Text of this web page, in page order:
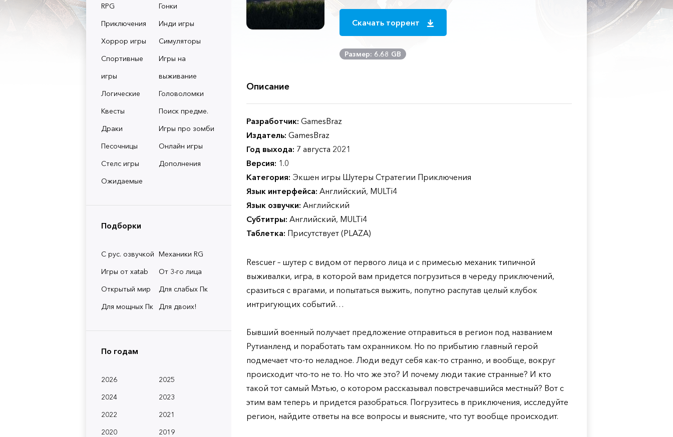
RPG
Гонки
Приключения
Инди игры
Хоррор игры
Симуляторы
Спортивные
игры
Игры на
выживание
Логические
Головоломки
Квесты
Поиск предме.
Драки
Игры про зомби
Песочницы
Онлайн игры
Стелс игры
Дополнения
Ожидаемые
Подборки
С рус. озвучкой Механики RG
Игры от xatab
От 3-го лица
Открытый мир
Для слабых Пк
Для мощных Пк
Для двоих!
По годам
2026
2025
2024
2023
2022
2021
2020
2019
Скачать торрент
Размер: 6.68 GB
Описание
Разработчик: GamesBraz
Издатель: GamesBraz
Год выхода: 7 августа 2021
Версия: 1.0
Категория: Экшен игры Шутеры Стратегии Приключения
Язык интерфейса: Английский, MULTi4
Язык озвучки: Английский
Субтитры: Английский, MULTi4
Таблетка: Присутствует (PLAZA)
Rescuer – шутер с видом от первого лица и с примесью механик типичной
выживалки, игра, в которой вам придется погрузиться в череду приключений,
сразиться с врагами, и попытаться выжить, попутно распутав целый клубок
интригующих событий…
Бывший военный получает предложение отправиться в регион под названием
Рутианленд и поработать там охранником. Но по прибытию главный герой
подмечает что-то неладное. Люди ведут себя как-то странно, и вообще, вокруг
происходит что-то не то. Но что же это? И почему люди такие странные? И кто
такой тот самый Мэтью, о котором рассказывал повстречавшийся местный? Вот с
этим вам теперь и придется разобраться. Погрузитесь в приключения, исследуйте
регион, найдите ответы на все вопросы и выясните, что тут вообще происходит.